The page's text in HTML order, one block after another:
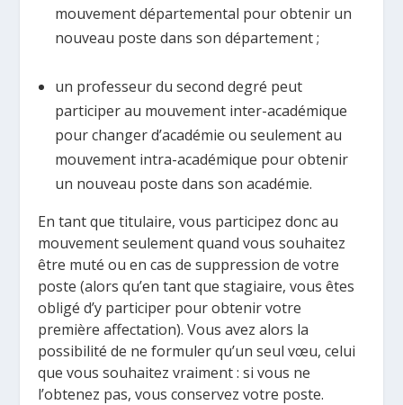
mouvement départemental pour obtenir un
nouveau poste dans son département ;
un professeur du second degré peut
participer au mouvement inter-académique
pour changer d’académie ou seulement au
mouvement intra-académique pour obtenir
un nouveau poste dans son académie.
En tant que titulaire, vous participez donc au
mouvement seulement quand vous souhaitez
être muté ou en cas de suppression de votre
poste (alors qu’en tant que stagiaire, vous êtes
obligé d’y participer pour obtenir votre
première affectation). Vous avez alors la
possibilité de ne formuler qu’un seul vœu, celui
que vous souhaitez vraiment : si vous ne
l’obtenez pas, vous conservez votre poste.